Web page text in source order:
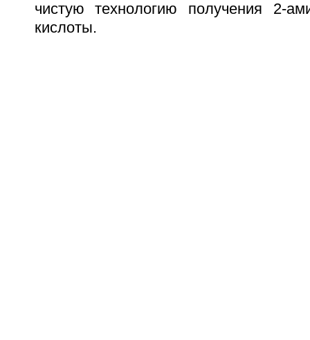
чистую технологию получения 2-
кислоты.